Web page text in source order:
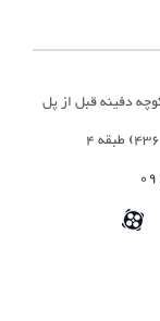
دفینه قبل از پل